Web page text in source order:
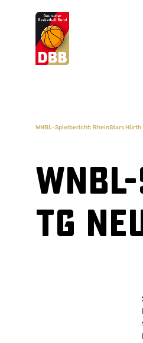
Suchvorschläge
WNBL-Spielbericht: RheinStars Hürth
TG